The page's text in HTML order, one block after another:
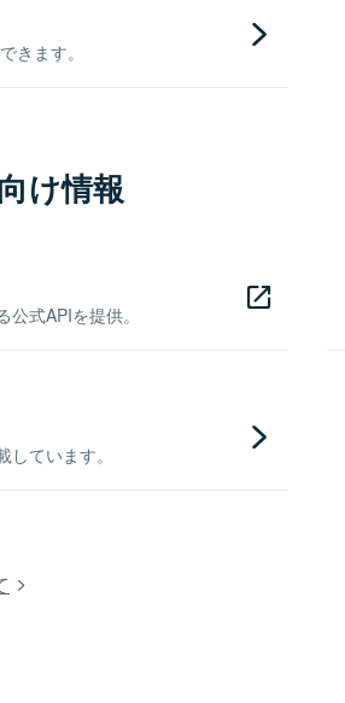
きます。
け情報
式APIを提供。
ています。